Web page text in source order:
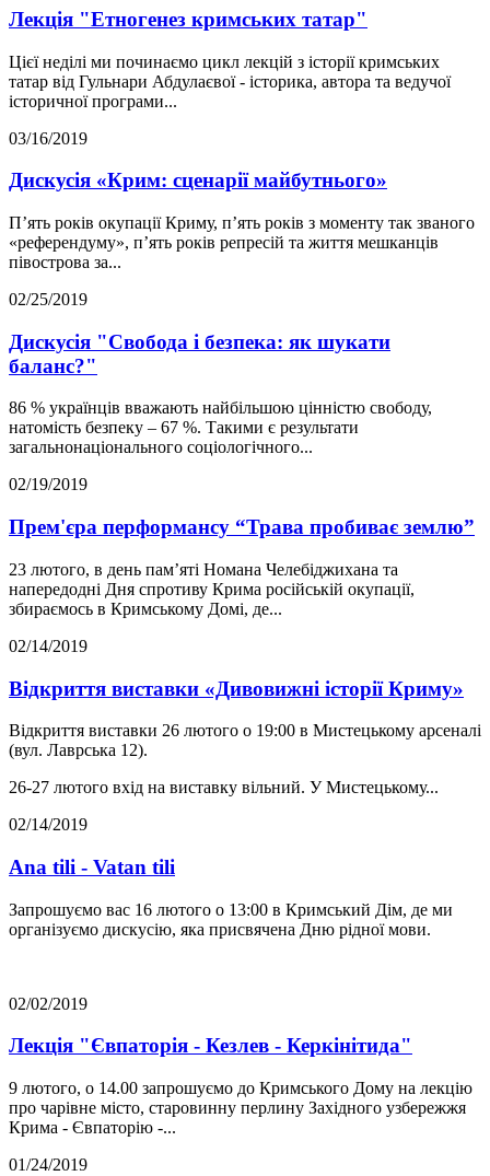
Лекція "Етногенез кримських татар"
Цієї неділі ми починаємо цикл лекцій з історії кримських
татар від Гульнари Абдулаєвої - історика, автора та ведучої
історичної програми...
03/16/2019
Дискусія «Крим: сценарії майбутнього»
П’ять років окупації Криму, п’ять років з моменту так званого
«референдуму», п’ять років репресій та життя мешканців
півострова за...
02/25/2019
Дискусія "Свобода і безпека: як шукати
баланс?"
86 % українців вважають найбільшою цінністю свободу,
натомість безпеку – 67 %. Такими є результати
загальнонаціонального соціологічного...
02/19/2019
Прем'єра перформансу “Трава пробиває землю”
23 лютого, в день пам’яті Номана Челебіджихана та
напередодні Дня спротиву Крима російській окупації,
збираємось в Кримському Домі, де...
02/14/2019
Відкриття виставки «Дивовижні історії Криму»
Відкриття виставки 26 лютого о 19:00 в Мистецькому арсеналі
(вул. Лаврська 12).
26-27 лютого вхід на виставку вільний. У Мистецькому...
02/14/2019
Ana tili - Vatan tili
Запрошуємо вас 16 лютого о 13:00 в Кримський Дім, де ми
організуємо дискусію, яка присвячена Дню рідної мови.
02/02/2019
Лекція "Євпаторія - Кезлев - Керкінітида"
9 лютого, о 14.00 запрошуємо до Кримського Дому на лекцію
про чарівне місто, старовинну перлину Західного узбережжя
Крима - Євпаторію -...
01/24/2019